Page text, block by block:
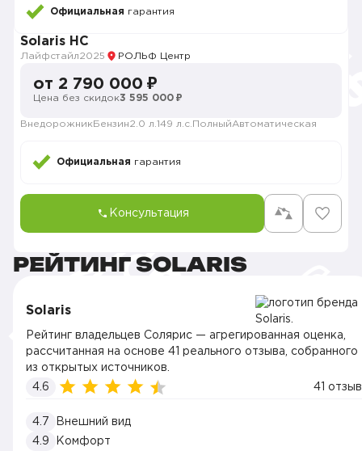
Официальная гарантия
Solaris HC
Лайфстайл2025 РОЛЬФ Центр
от 2 790 000 ₽
Цена без скидок3 595 000 ₽
Внедорожник Бензин2.0 л. 149 л.с. ПолныйАвтоматическая
Официальная гарантия
Консультация
РЕЙТИНГ SOLARIS
Solaris
Рейтинг владельцев Солярис — агрегированная оценка,
рассчитанная на основе 41 реального отзыва, собранного
из открытых источников.
4.6
41 отзыв
4.7
Внешний вид
4.9
Комфорт